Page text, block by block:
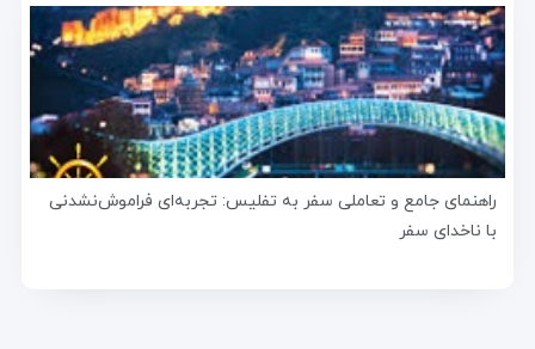
راهنمای جامع و تعاملی سفر به تفلیس: تجربه‌ای فراموش‌نشدنی
با ناخدای سفر